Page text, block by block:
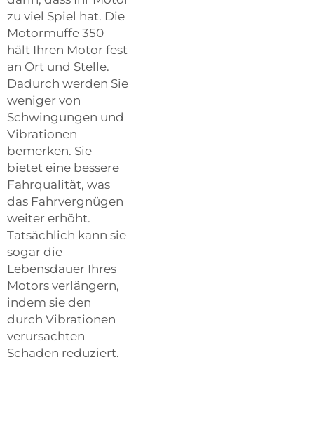
zu viel Spiel hat. Die
Motormuffe 350
hält Ihren Motor fest
an Ort und Stelle.
Dadurch werden Sie
weniger von
Schwingungen und
Vibrationen
bemerken. Sie
bietet eine bessere
Fahrqualität, was
das Fahrvergnügen
weiter erhöht.
Tatsächlich kann sie
sogar die
Lebensdauer Ihres
Motors verlängern,
indem sie den
durch Vibrationen
verursachten
Schaden reduziert.